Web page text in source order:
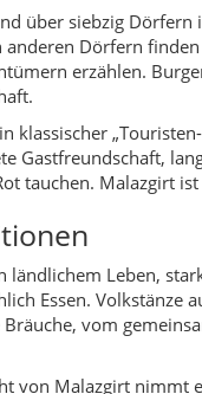
von Malazgirt nimmt
und Gedenkfeiern.
Rahmen innerhalb
für Reisende, die
Einheimischen bei
Die weite
Kalesi)– mächtige
– urartäische